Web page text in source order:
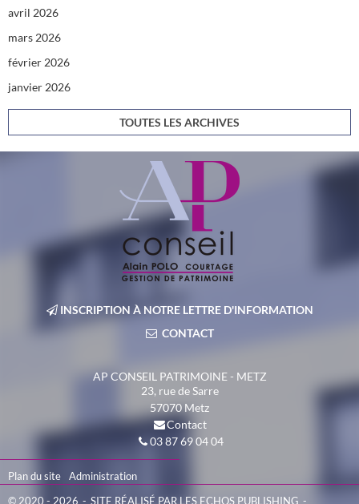
avril 2026
mars 2026
février 2026
janvier 2026
TOUTES LES ARCHIVES
INSCRIPTION À NOTRE LETTRE D'INFORMATION
CONTACT
AP CONSEIL PATRIMOINE - METZ
23, rue de Sarre
57070Metz
Contact
03 87 69 04 04
Plan du site
Administration
© 2020 - 2026
SITE RÉALISÉ PAR LES ECHOS PUBLISHING